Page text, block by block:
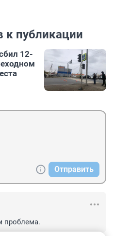
к публикации
12-
Отправить
проблема.